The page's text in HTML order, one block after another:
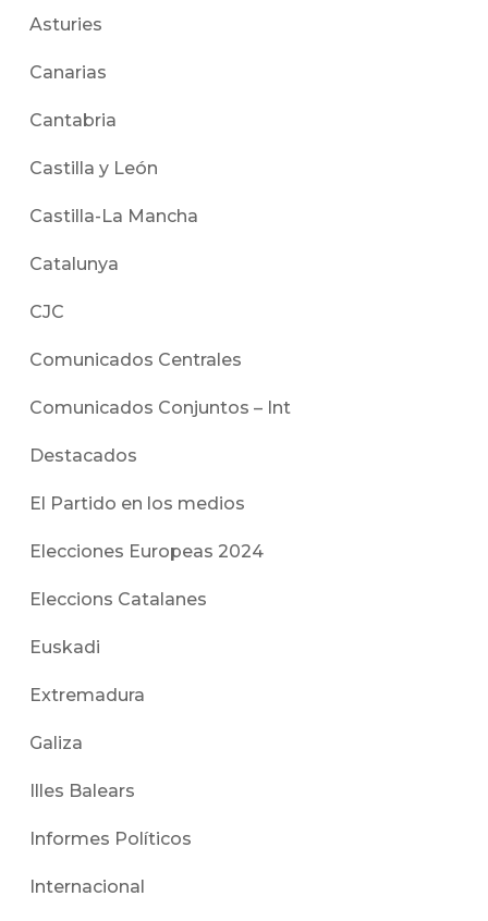
Asturies
Canarias
Cantabria
Castilla y León
Castilla-La Mancha
Catalunya
CJC
Comunicados Centrales
Comunicados Conjuntos – Int
Destacados
El Partido en los medios
Elecciones Europeas 2024
Eleccions Catalanes
Euskadi
Extremadura
Galiza
Illes Balears
Informes Políticos
Internacional